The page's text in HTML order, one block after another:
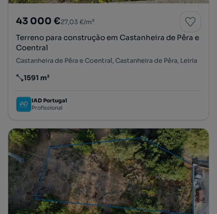
43 000 €27,03 €/m²
Terreno para construção em Castanheira de Pêra e
Coentral
Castanheira de Pêra e Coentral, Castanheira de Pêra, Leiria
Preço por metro quadrado
1591 m²
IAD Portugal
Profissional